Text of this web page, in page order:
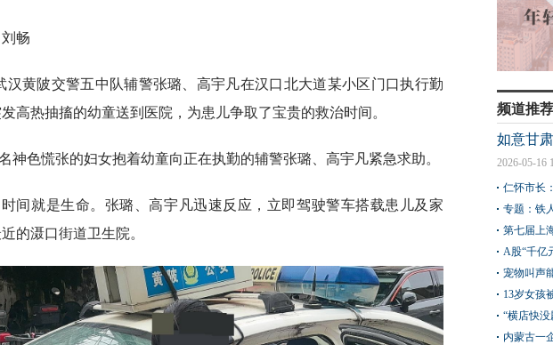
畅
汉黄陂交警五中队辅警张璐、高宇凡在汉口北大道某小区门口执行勤
高热抽搐的幼童送到医院，为患儿争取了宝贵的救治时间。
神色慌张的妇女抱着幼童向正在执勤的辅警张璐、高宇凡紧急求助。
间就是生命。张璐、高宇凡迅速反应，立即驾驶警车搭载患儿及家
的滠口街道卫生院。
频道推荐
如意甘
2026-05-16
仁怀市长
专题：铁
第七届上
A股“千亿
宠物叫声
13岁女孩
“横店快
内蒙古一